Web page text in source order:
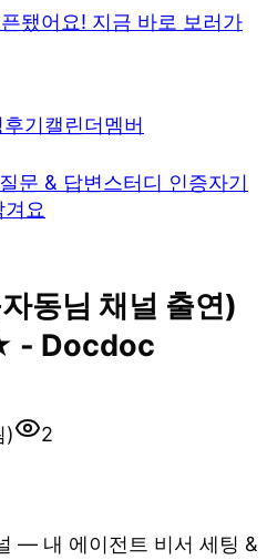
됐어요! 지금 바로 보러가
후기캘린더멤버
질문 & 답변스터디 인증자기
요
동님 채널 출연)
Docdoc
)
2
— 내 에이전트 비서 세팅 &